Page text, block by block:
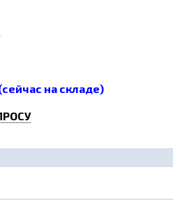
на складе)